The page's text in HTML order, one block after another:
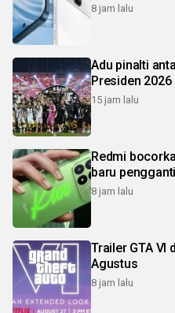
8 jam lalu
Adu pinalti
Presiden 2026
15 jam lalu
Redmi
baru
8 jam lalu
Trailer GTA VI
Agustus
8 jam lalu